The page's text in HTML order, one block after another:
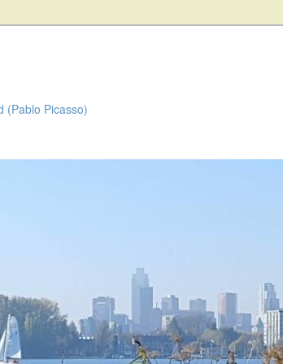
(Pablo Picasso)